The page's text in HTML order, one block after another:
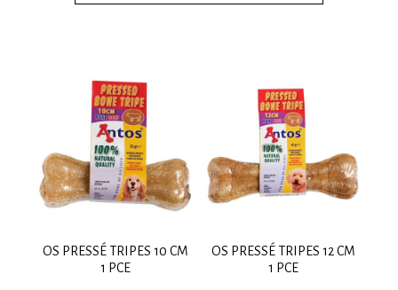
OS PRESSÉ TRIPES 10 CM
1 PCE
OS PRESSÉ TRIPES 12 CM
1 PCE